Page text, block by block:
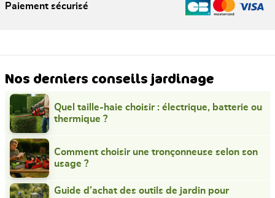
Paiement sécurisé
Nos derniers conseils jardinage
Quel taille-haie choisir : électrique, batterie ou
thermique ?
Comment choisir une tronçonneuse selon son
usage ?
Guide d’achat des outils de jardin pour